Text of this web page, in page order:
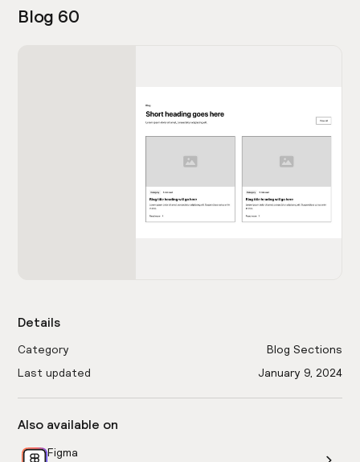
Blog 60
Details
Category
Blog Sections
Last updated
January 9, 2024
Also available on
Figma